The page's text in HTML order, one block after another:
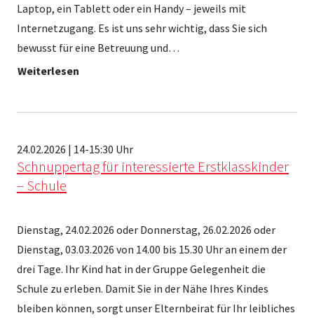
Laptop, ein Tablett oder ein Handy – jeweils mit
Internetzugang. Es ist uns sehr wichtig, dass Sie sich
bewusst für eine Betreuung und…
Weiterlesen
24.02.2026 | 14-15:30 Uhr
Schnuppertag für interessierte Erstklasskinder
– Schule
Dienstag, 24.02.2026 oder Donnerstag, 26.02.2026 oder
Dienstag, 03.03.2026 von 14.00 bis 15.30 Uhr an einem der
drei Tage. Ihr Kind hat in der Gruppe Gelegenheit die
Schule zu erleben. Damit Sie in der Nähe Ihres Kindes
bleiben können, sorgt unser Elternbeirat für Ihr leibliches